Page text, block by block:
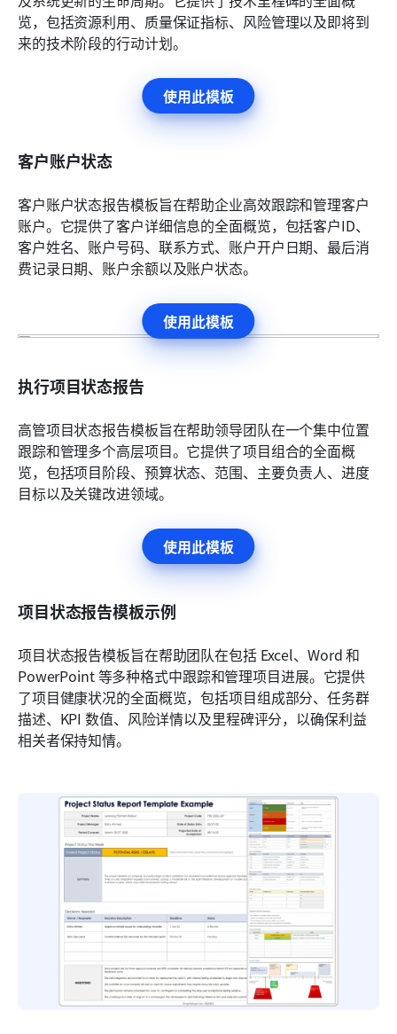
览，包括资源利用、质量保证指标、风险管理以及即将到
来的技术阶段的行动计划。
使用此模板
客户账户状态
客户账户状态报告模板旨在帮助企业高效跟踪和管理客户
账户。它提供了客户详细信息的全面概览，包括客户ID、
客户姓名、账户号码、联系方式、账户开户日期、最后消
费记录日期、账户余额以及账户状态。
使用此模板
执行项目状态报告
高管项目状态报告模板旨在帮助领导团队在一个集中位置
跟踪和管理多个高层项目。它提供了项目组合的全面概
览，包括项目阶段、预算状态、范围、主要负责人、进度
目标以及关键改进领域。
使用此模板
项目状态报告模板示例
项目状态报告模板旨在帮助团队在包括 Excel、Word 和
PowerPoint 等多种格式中跟踪和管理项目进展。它提供
了项目健康状况的全面概览，包括项目组成部分、任务群
描述、KPI 数值、风险详情以及里程碑评分，以确保利益
相关者保持知情。